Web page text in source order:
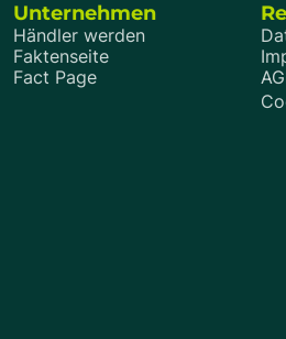
Unternehmen
Händler werden
Faktenseite
Fact Page